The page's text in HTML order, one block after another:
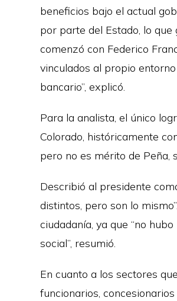
beneficios bajo el actual
por parte del Estado, lo
comenzó con Federico
vinculados al propio
bancario”, explicó.
Para la analista, el único
Colorado, históricamente
pero no es mérito de Peña,
Describió al presidente
distintos, pero son lo
ciudadanía, ya que “no
social”, resumió.
En cuanto a los sectores
funcionarios,